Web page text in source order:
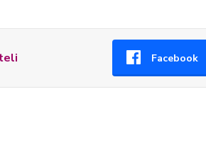
Facebook